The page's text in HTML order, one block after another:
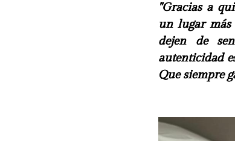
"Gracias a
un lugar más
dejen de
autenticidad
Que siempre